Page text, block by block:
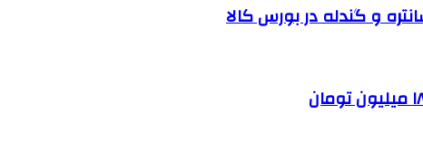
و گندله در بورس کالا